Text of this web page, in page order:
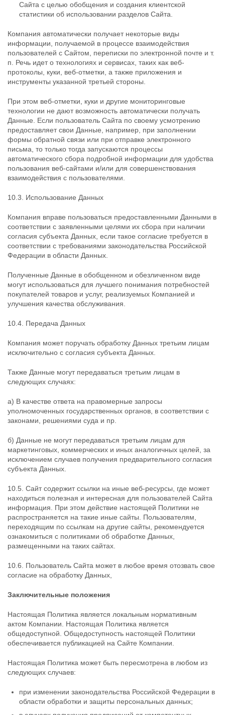
Сайта с целью обобщения и создания клиентской
статистики об использовании разделов Сайта.
Компания автоматически получает некоторые виды
информации, получаемой в процессе взаимодействия
пользователей с Cайтом, переписки по электронной почте и т.
п. Речь идет о технологиях и сервисах, таких как веб-
протоколы, куки, веб-отметки, а также приложения и
инструменты указанной третьей стороны.
При этом веб-отметки, куки и другие мониторинговые
технологии не дают возможность автоматически получать
Данные. Если пользователь Сайта по своему усмотрению
предоставляет свои Данные, например, при заполнении
формы обратной связи или при отправке электронного
письма, то только тогда запускаются процессы
автоматического сбора подробной информации для удобства
пользования веб-сайтами и/или для совершенствования
взаимодействия с пользователями.
10.3. Использование Данных
Компания вправе пользоваться предоставленными Данными в
соответствии с заявленными целями их сбора при наличии
согласия субъекта Данных, если такое согласие требуется в
соответствии с требованиями законодательства Российской
Федерации в области Данных.
Полученные Данные в обобщенном и обезличенном виде
могут использоваться для лучшего понимания потребностей
покупателей товаров и услуг, реализуемых Компанией и
улучшения качества обслуживания.
10.4. Передача Данных
Компания может поручать обработку Данных третьим лицам
исключительно с согласия субъекта Данных.
Также Данные могут передаваться третьим лицам в
следующих случаях:
а) B качестве ответа на правомерные запросы
уполномоченных государственных органов, в соответствии с
законами, решениями суда и пр.
б) Данные не могут передаваться третьим лицам для
маркетинговых, коммерческих и иных аналогичных целей, за
исключением случаев получения предварительного согласия
субъекта Данных.
10.5. Сайт содержит ссылки на иные веб-ресурсы, где может
находиться полезная и интересная для пользователей Сайта
информация. При этом действие настоящей Политики не
распространяется на такие иные сайты. Пользователям,
переходящим по ссылкам на другие сайты, рекомендуется
ознакомиться с политиками об обработке Данных,
размещенными на таких сайтах.
10.6. Пользователь Сайта может в любое время отозвать свое
согласие на обработку Данных,
Заключительные положения
Настоящая Политика является локальным нормативным
актом Компании. Настоящая Политика является
общедоступной. Общедоступность настоящей Политики
обеспечивается публикацией на Сайте Компании.
Настоящая Политика может быть пересмотрена в любом из
следующих случаев:
при изменении законодательства Российской Федерации в
области обработки и защиты персональных данных;